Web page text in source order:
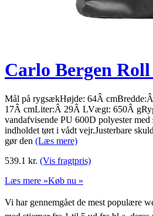
Carlo Bergen
Mål på rygsækHøjde: 64Â
17Â cmLiter:Â 29Â LVægt: 650Â
vandafvisende PU 600D polyester med
indholdet tørt i vådt vejr.Justerbare
gør den (Læs mere)
539.1 kr. (Vis fragtpris)
Læs mere »Køb nu »
Vi har gennemgået de mest populære